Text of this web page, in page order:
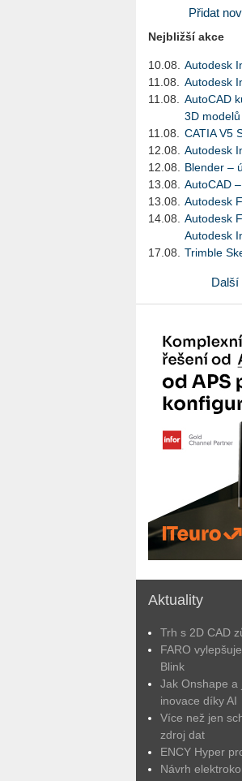
Přidat
Nejbližší akce
10.08.
Autodesk
11.08.
Autodesk
11.08.
AutoCAD
3D modelů
11.08.
CATIA V5
12.08.
Autodesk
12.08.
Blender –
13.08.
AutoCAD
13.08.
Autodesk
14.08.
Autodesk
Autodesk
17.08.
Trimble
Další
Aktuality
Trh s 2D CAD
FARO
Blink
Jak Onshape
inovace díky AI
Více než jen
zdroj dat
ENCY Hyper
Návrh